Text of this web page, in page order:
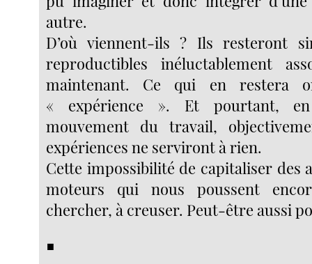
autre.
D’où viennent-ils ? Ils resteront
reproductibles inéluctablement
maintenant. Ce qui en restera
« expérience ». Et pourtant,
mouvement du travail,
expériences ne serviront à rien.
Cette impossibilité de capitaliser des
moteurs qui nous poussent
chercher, à creuser. Peut-être aussi
■